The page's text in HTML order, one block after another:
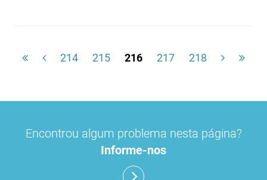
214 215 216 217 218
Encontrou algum problema nesta página?
Informe-nos